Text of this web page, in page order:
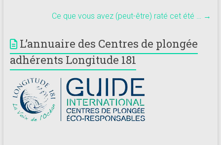
Ce que vous avez (peut-être) raté cet été … →
L’annuaire des Centres de plongée
adhérents Longitude 181